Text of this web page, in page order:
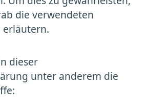
die verwendeten
erläutern.
dieser
unter anderem die